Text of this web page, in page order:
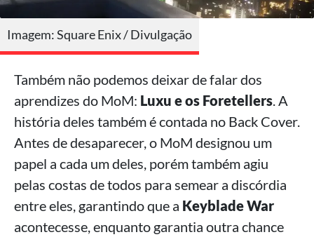
Imagem: Square Enix / Divulgação
Também não podemos deixar de falar dos
aprendizes do MoM: Luxu e os Foretellers. A
história deles também é contada no Back Cover.
Antes de desaparecer, o MoM designou um
papel a cada um deles, porém também agiu
pelas costas de todos para semear a discórdia
entre eles, garantindo que a Keyblade War
acontecesse, enquanto garantia outra chance